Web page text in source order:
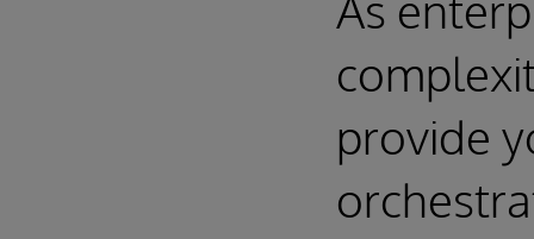
provide